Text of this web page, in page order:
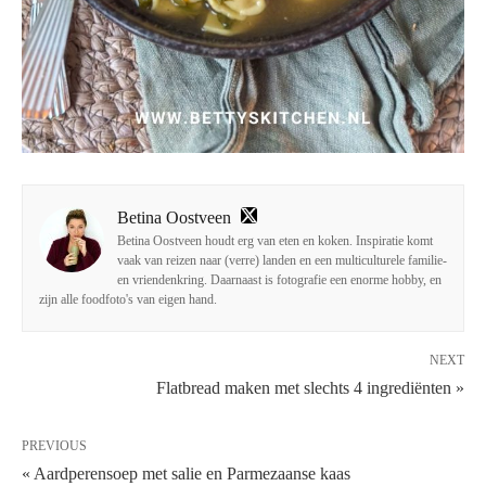
Betina Oostveen
Betina Oostveen houdt erg van eten en koken. Inspiratie komt
vaak van reizen naar (verre) landen en een multiculturele familie-
en vriendenkring. Daarnaast is fotografie een enorme hobby, en
zijn alle foodfoto's van eigen hand.
NEXT
Flatbread maken met slechts 4 ingrediënten »
PREVIOUS
« Aardperensoep met salie en Parmezaanse kaas